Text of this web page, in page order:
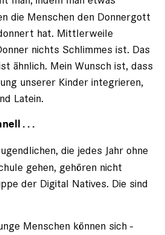
die Menschen den Donnergott
hat. Mittlerweile
nichts Schlimmes ist. Das
ähnlich. Mein Wunsch ist, dass
unserer Kinder integrieren,
Latein.
. . .
die jedes Jahr ­ohne
gehen, gehören nicht
der Digital Natives. Die sind
Menschen können sich